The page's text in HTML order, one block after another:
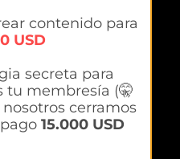
contenido para
USD
secreta para
tu membresía (🤫
cerramos
15.000 USD